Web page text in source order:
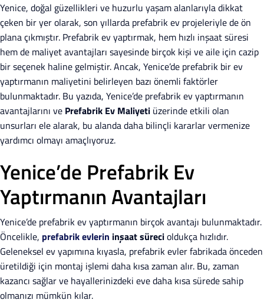
Yenice, doğal güzellikleri ve huzurlu yaşam alanlarıyla dikkat
çeken bir yer olarak, son yıllarda prefabrik ev projeleriyle de ön
plana çıkmıştır. Prefabrik ev yaptırmak, hem hızlı inşaat süresi
hem de maliyet avantajları sayesinde birçok kişi ve aile için cazip
bir seçenek haline gelmiştir. Ancak, Yenice’de prefabrik bir ev
yaptırmanın maliyetini belirleyen bazı önemli faktörler
bulunmaktadır. Bu yazıda, Yenice’de prefabrik ev yaptırmanın
avantajlarını ve Prefabrik Ev Maliyeti üzerinde etkili olan
unsurları ele alarak, bu alanda daha bilinçli kararlar vermenize
yardımcı olmayı amaçlıyoruz.
Yenice’de Prefabrik Ev
Yaptırmanın Avantajları
Yenice’de prefabrik ev yaptırmanın birçok avantajı bulunmaktadır.
Öncelikle, prefabrik evlerin inşaat sürecioldukça hızlıdır.
Geleneksel ev yapımına kıyasla, prefabrik evler fabrikada önceden
üretildiği için montaj işlemi daha kısa zaman alır. Bu, zaman
kazancı sağlar ve hayallerinizdeki eve daha kısa sürede sahip
olmanızı mümkün kılar.